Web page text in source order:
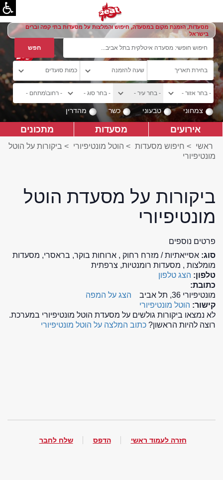
מסעדות, הזמנת מקום במסעדה, חיפוש והמלצות על מסעדות בתי קפה וברים
בישראל
צמחוני טבעוני כשר מהדרין
אירועים מסעדות מתכונים
ראשי > חיפוש מסעדות > הוטל מונטיפיורי > ביקורות על הוטל
מונטיפיורי
ביקורות על מסעדת הוטל
מונטיפיורי
פרטים נוספים
סוג: אסייאתיות / מזרח רחוק , ארוחות בוקר, בראסרי, מסעדות
מומלצות , מסעדות רומנטיות, צרפתית
טלפון: הצג טלפון
כתובת:
מונטיפיורי 36, תל אביב
הצג על המפה
קישור: הוטל מונטיפיורי
לא נמצאו ביקורות גולשים על מסעדת הוטל מונטיפיורי במערכת.
רוצה להיות הראשון? כתוב המלצה על הוטל מונטיפיורי
חזרה לעמוד ראשי הדפס שלח לחבר